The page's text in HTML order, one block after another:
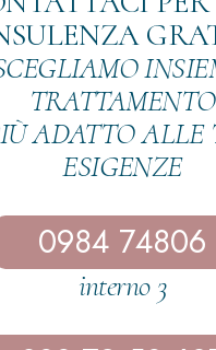
TRATTAMENTO
ADATTO ALLE
ESIGENZE
0984 74806
interno 3